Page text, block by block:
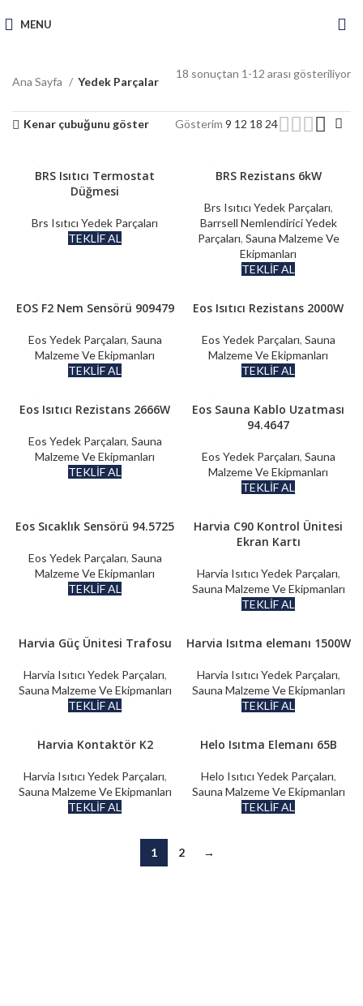
MENU
Ana Sayfa Yedek Parçalar
18 sonuçtan 1-12 arası gösteriliyor
Kenar çubuğunu göster Gösterim 9 12 18 24
BRS Isıtıcı Termostat
Düğmesi
Brs Isıtıcı Yedek Parçaları
TEKLİF AL
BRS Rezistans 6kW
Brs Isıtıcı Yedek Parçaları,
Barrsell Nemlendirici Yedek
Parçaları, Sauna Malzeme Ve
Ekipmanları
TEKLİF AL
EOS F2 Nem Sensörü 909479
Eos Yedek Parçaları, Sauna
Malzeme Ve Ekipmanları
TEKLİF AL
Eos Isıtıcı Rezistans 2000W
Eos Yedek Parçaları, Sauna
Malzeme Ve Ekipmanları
TEKLİF AL
Eos Isıtıcı Rezistans 2666W
Eos Yedek Parçaları, Sauna
Malzeme Ve Ekipmanları
TEKLİF AL
Eos Sauna Kablo Uzatması
94.4647
Eos Yedek Parçaları, Sauna
Malzeme Ve Ekipmanları
TEKLİF AL
Eos Sıcaklık Sensörü 94.5725
Eos Yedek Parçaları, Sauna
Malzeme Ve Ekipmanları
TEKLİF AL
Harvia C90 Kontrol Ünitesi
Ekran Kartı
Harvia Isıtıcı Yedek Parçaları,
Sauna Malzeme Ve Ekipmanları
TEKLİF AL
Harvia Güç Ünitesi Trafosu
Harvia Isıtıcı Yedek Parçaları,
Sauna Malzeme Ve Ekipmanları
TEKLİF AL
Harvia Isıtma elemanı 1500W
Harvia Isıtıcı Yedek Parçaları,
Sauna Malzeme Ve Ekipmanları
TEKLİF AL
Harvia Kontaktör K2
Harvia Isıtıcı Yedek Parçaları,
Sauna Malzeme Ve Ekipmanları
TEKLİF AL
Helo Isıtma Elemanı 65B
Helo Isıtıcı Yedek Parçaları,
Sauna Malzeme Ve Ekipmanları
TEKLİF AL
1 2 →